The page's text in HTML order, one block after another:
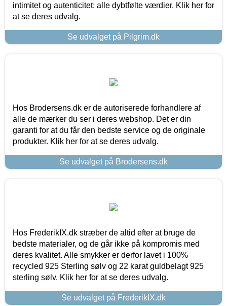
intimitet og autenticitet; alle dybtfølte værdier. Klik her for
at se deres udvalg.
Se udvalget på Pilgrim.dk
Hos Brodersens.dk er de autoriserede forhandlere af
alle de mærker du ser i deres webshop. Det er din
garanti for at du får den bedste service og de originale
produkter. Klik her for at se deres udvalg.
Se udvalget på Brodersens.dk
Hos FrederikIX.dk stræber de altid efter at bruge de
bedste materialer, og de går ikke på kompromis med
deres kvalitet. Alle smykker er derfor lavet i 100%
recycled 925 Sterling sølv og 22 karat guldbelagt 925
sterling sølv. Klik her for at se deres udvalg.
Se udvalget på FrederikIX.dk